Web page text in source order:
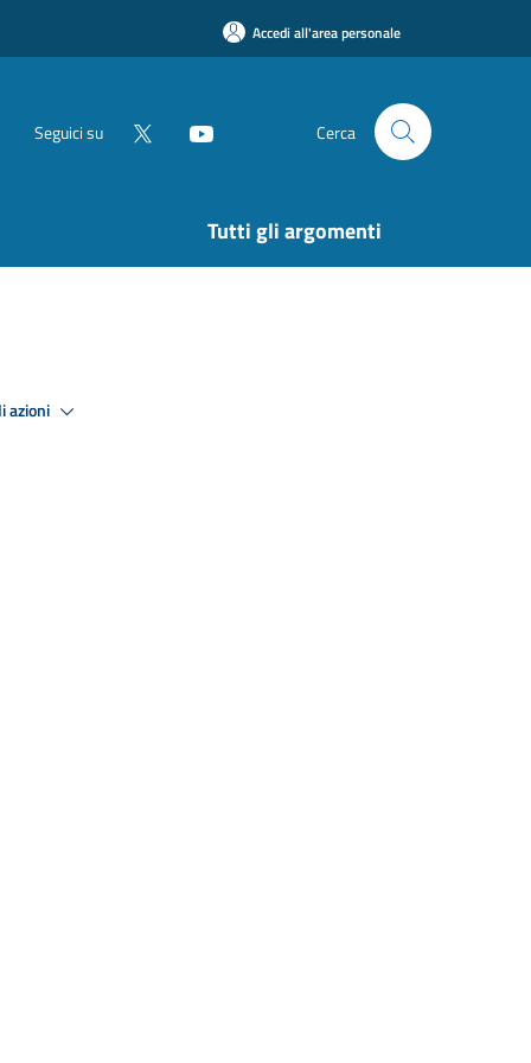
Accedi all'area personale
Seguici su Cerca
Tutti gli argomenti
azioni